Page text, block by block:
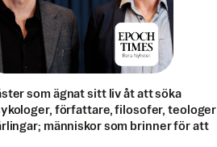
som ägnat sitt liv åt att söka
författare, filosofer, teologer
människor som brinner för att